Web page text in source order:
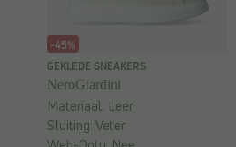
-45%
GEKLEDE SNEAKERS
NeroGiardini
Materiaal: Leer
Sluiting:Veter